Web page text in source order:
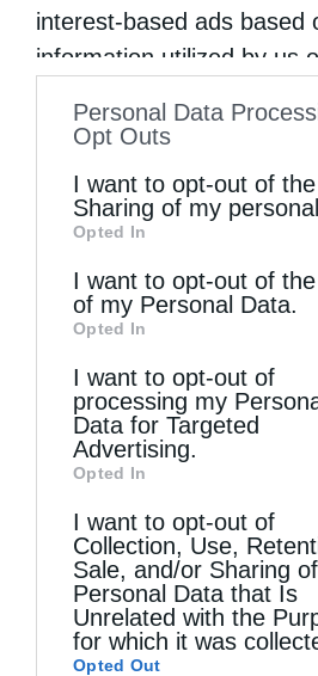
interest-based ads based
information utilized by us
to your opt-out. You may
information by third
of downstream
information may also be
third parties on theIAB’s
Downstream Participants
disclose it to other third
Personal Data
Opt Outs
I want to opt-out of the
Sharing of my
Opted In
I want to opt-out of
of my Personal Data.
Opted In
I want to opt-out of
processing my
Data for Targeted
Advertising.
Opted In
I want to opt-out of
Collection, Use,
Sale, and/or Sharing
Personal Data that Is
Unrelated with the
for which it was
Opted Out
Τελευταία άρθρα
Ελληνικός Ερυθρός Σταυρός:
περιέχει ένα φαρμακείο
Η πανήγυρις της
στη Θεσσαλονίκη